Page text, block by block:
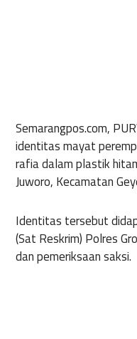
Semarangpos.com,
identitas mayat
rafia dalam plastik
Juworo, Kecamatan
Identitas tersebut
(Sat Reskrim) Polres
dan pemeriksaan saksi.